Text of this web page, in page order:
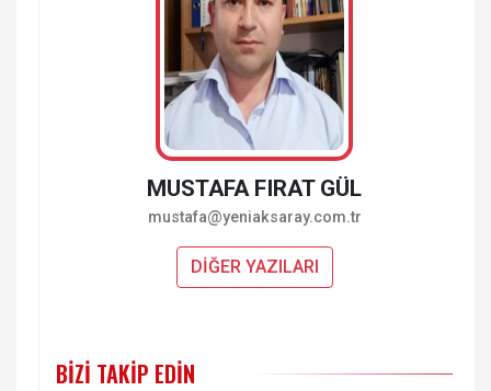
MUSTAFA FIRAT GÜL
mustafa@yeniaksaray.com.tr
DİĞER YAZILARI
BIZI TAKIP EDIN